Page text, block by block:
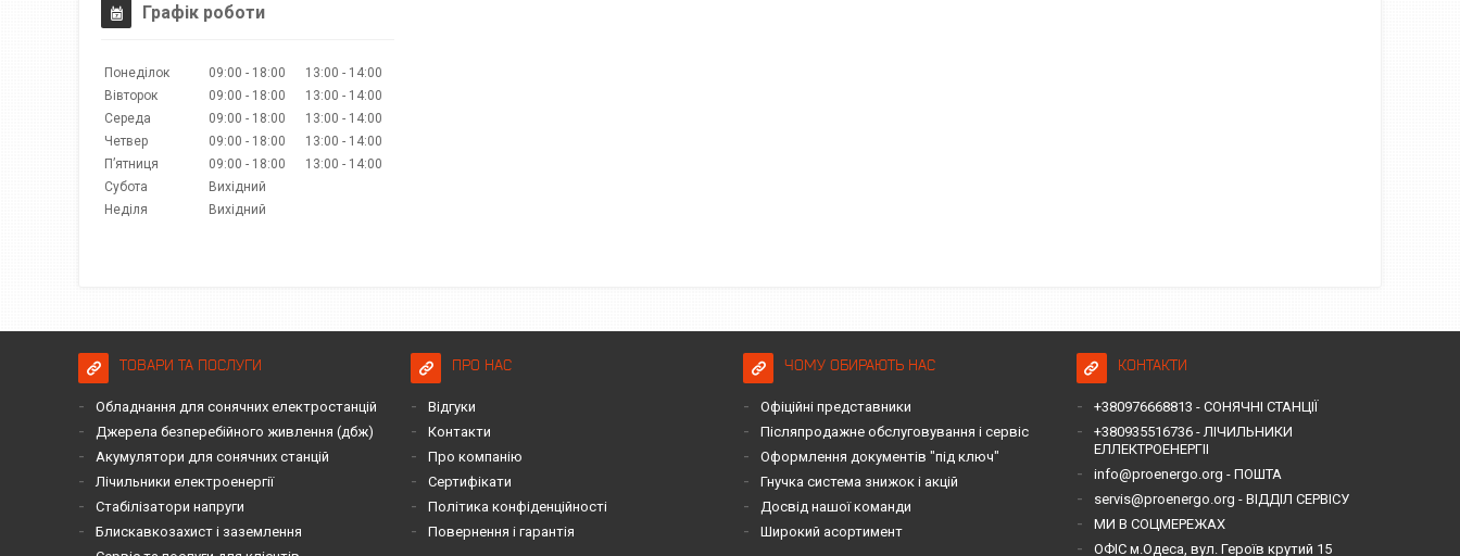
Графік роботи
Понеділок 09:00 18:00 13:00
14:00
Вівторок
09:00 18:00 13:00
14:00
Середа
09:00 18:00 13:00
14:00
Четвер
09:00 18:00 13:00
14:00
Пʼятниця
09:00 18:00 13:00
14:00
Субота
Вихідний
Неділя
Вихідний
ТОВАРИ ТА ПОСЛУГИ
Обладнання для сонячних електростанцій
Джерела безперебійного живлення (дбж)
Акумулятори для сонячних станцій
Лічильники електроенергії
Стабілізатори напруги
Блискавкозахист і заземлення
ПРО НАС
Відгуки
Контакти
Про компанію
Сертифікати
Політика конфіденційності
Повернення і гарантія
ЧОМУ ОБИРАЮТЬ НАС
Офіційні представники
Післяпродажне обслуговування і сервіс
Оформлення документів "під ключ"
Гнучка система знижок і акцій
Досвід нашої команди
Широкий асортимент
КОНТАКТИ
+380976668813 - СОНЯЧНІ СТАНЦІЇ
+380935516736 - ЛІЧИЛЬНИКИ
ЕЛЛЕКТРОЕНЕРГІІ
info@proenergo.org - ПОШТА
servis@proenergo.org - ВІДДІЛ СЕРВІСУ
МИ В СОЦМЕРЕЖАХ
ОФІС м.Одеса, вул. Героїв крутий 15